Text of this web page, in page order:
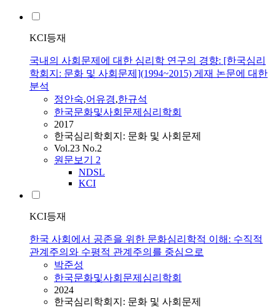
KCI등재
국내의 사회문제에 대한 심리학 연구의 경향: [한국심리
학회지: 문화 및 사회문제](1994~2015) 게재 논문에 대한
분석
정안숙,어유경,한규석
한국문화및사회문제심리학회
2017
한국심리학회지: 문화 및 사회문제
Vol.23 No.2
원문보기 2
NDSL
KCI
KCI등재
한국 사회에서 공존을 위한 문화심리학적 이해: 수직적
관계주의와 수평적 관계주의를 중심으로
박준성
한국문화및사회문제심리학회
2024
한국심리학회지: 문화 및 사회문제